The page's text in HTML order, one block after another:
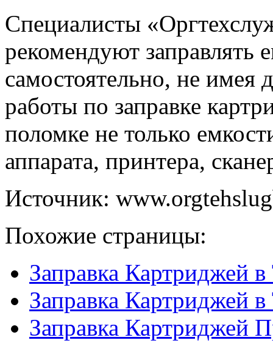
Специалисты
рекомендуют заправлять
самостоятельно, не
работы по заправке
поломке не только
аппарата, принтера,
Источник:
Похожие страницы:
Заправка Картриджей
Заправка Картриджей в
Заправка Картриджей